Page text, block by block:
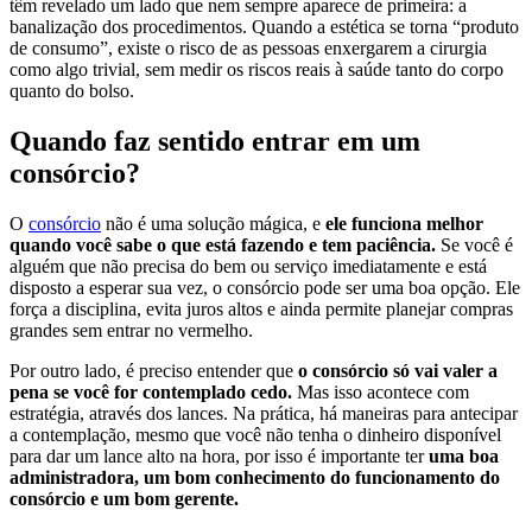
têm revelado um lado que nem sempre aparece de primeira: a
banalização dos procedimentos. Quando a estética se torna “produto
de consumo”, existe o risco de as pessoas enxergarem a cirurgia
como algo trivial, sem medir os riscos reais à saúde tanto do corpo
quanto do bolso.
Quando faz sentido entrar em um
consórcio?
O consórcio não é uma solução mágica, e ele funciona melhor
quando você sabe o que está fazendo e tem paciência. Se você é
alguém que não precisa do bem ou serviço imediatamente e está
disposto a esperar sua vez, o consórcio pode ser uma boa opção. Ele
força a disciplina, evita juros altos e ainda permite planejar compras
grandes sem entrar no vermelho.
Por outro lado, é preciso entender que o consórcio só vai valer a
pena se você for contemplado cedo. Mas isso acontece com
estratégia, através dos lances. Na prática, há maneiras para antecipar
a contemplação, mesmo que você não tenha o dinheiro disponível
para dar um lance alto na hora, por isso é importante teruma boa
administradora, um bom conhecimento do funcionamento do
consórcio e um bom gerente.